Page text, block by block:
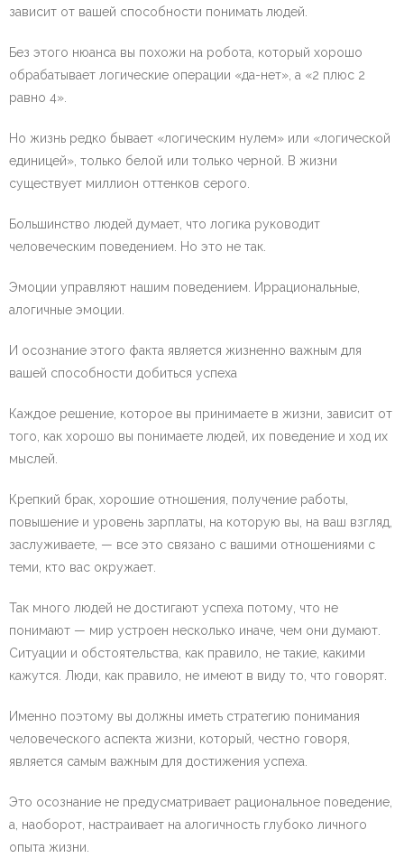
зависит от вашей способности понимать людей.
Без этого нюанса вы похожи на робота, который хорошо
обрабатывает логические операции «да-нет», а «2 плюс 2
равно 4».
Но жизнь редко бывает «логическим нулем» или «логической
единицей», только белой или только черной. В жизни
существует миллион оттенков серого.
Большинство людей думает, что логика руководит
человеческим поведением. Но это не так.
Эмоции управляют нашим поведением. Иррациональные,
алогичные эмоции.
И осознание этого факта является жизненно важным для
вашей способности добиться успеха
Каждое решение, которое вы принимаете в жизни, зависит от
того, как хорошо вы понимаете людей, их поведение и ход их
мыслей.
Крепкий брак, хорошие отношения, получение работы,
повышение и уровень зарплаты, на которую вы, на ваш взгляд,
заслуживаете, — все это связано с вашими отношениями с
теми, кто вас окружает.
Так много людей не достигают успеха потому, что не
понимают — мир устроен несколько иначе, чем они думают.
Ситуации и обстоятельства, как правило, не такие, какими
кажутся. Люди, как правило, не имеют в виду то, что говорят.
Именно поэтому вы должны иметь стратегию понимания
человеческого аспекта жизни, который, честно говоря,
является самым важным для достижения успеха.
Это осознание не предусматривает рациональное поведение,
а, наоборот, настраивает на алогичность глубоко личного
опыта жизни.